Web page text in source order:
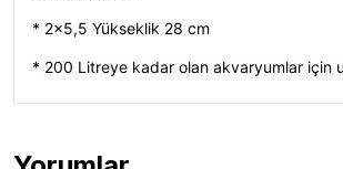
* 2x5,5 Yükseklik 28 cm
* 200 Litreye kadar olan akvaryumlar için